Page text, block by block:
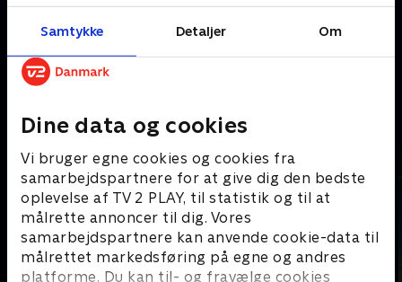
Samtykke Detaljer Om
Dine data og cookies
Vi bruger egne cookies og cookies fra
samarbejdspartnere for at give dig den bedste
oplevelse af TV 2 PLAY, til statistik og til at
målrette annoncer til dig. Vores
samarbejdspartnere kan anvende cookie-data til
målrettet markedsføring på egne og andres
platforme. Du kan til- og fravælge cookies
rejsemål.
Mere indhold fra Apple TV